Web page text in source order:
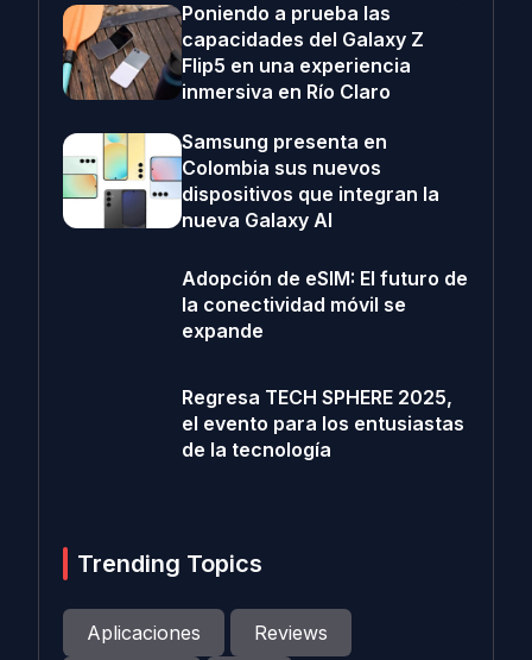
Poniendo a prueba las
capacidades del Galaxy Z
Flip5 en una experiencia
inmersiva en Río Claro
Samsung presenta en
Colombia sus nuevos
dispositivos que integran la
nueva Galaxy AI
Adopción de eSIM: El futuro de
la conectividad móvil se
expande
Regresa TECH SPHERE 2025,
el evento para los entusiastas
de la tecnología
Trending Topics
Aplicaciones Reviews